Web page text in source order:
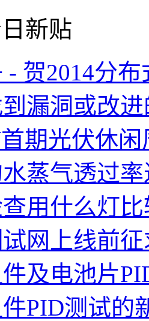
新贴
- 贺2014分
漏洞或改
首期光伏休
蒸气透过
用什么灯
网上线前
及电池片
PID测试的